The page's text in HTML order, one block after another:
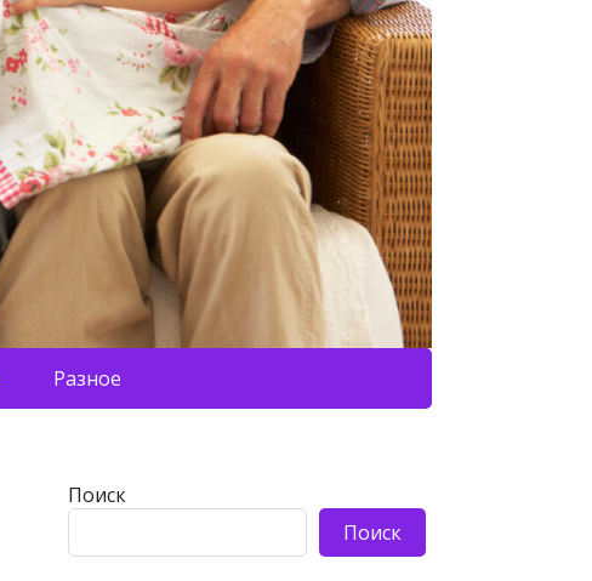
Разное
Поиск
Поиск